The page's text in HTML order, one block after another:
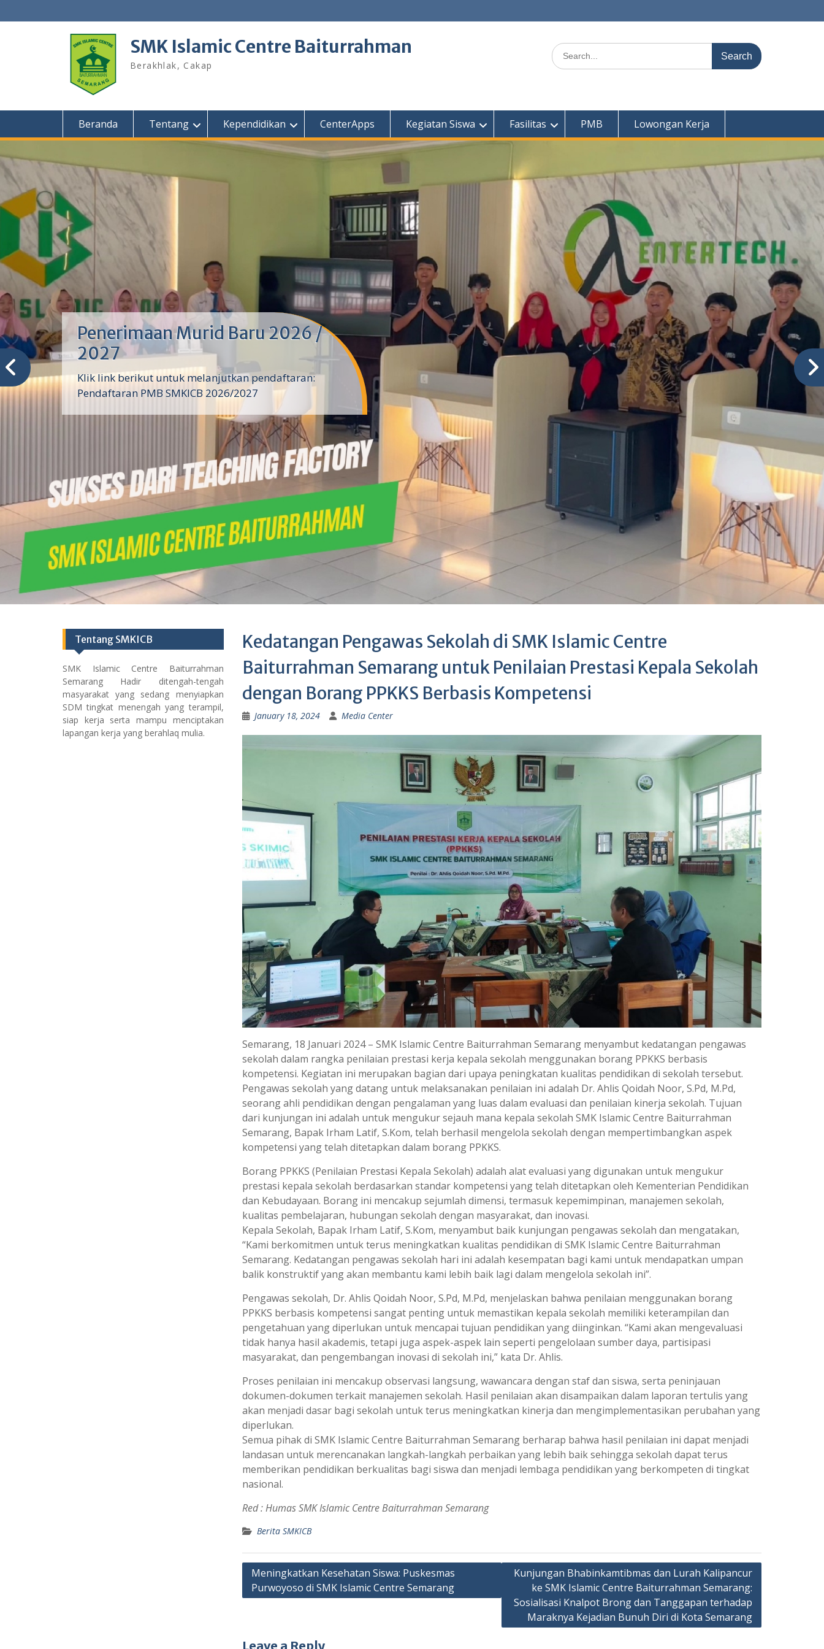
to
SMK Islamic Centre Baiturrahman
Berakhlak, Cakap
Search
for:
Beranda Tentang Kependidikan CenterApps Kegiatan Siswa Fasilitas PMB Lowongan Kerja
Penerimaan Murid Baru 2026 /
2027
Klik link berikut untuk melanjutkan pendaftaran:
Pendaftaran PMB SMKICB 2026/2027
Kedatangan Pengawas Sekolah di SMK Islamic Centre
Baiturrahman Semarang untuk Penilaian Prestasi Kepala Sekolah
dengan Borang PPKKS Berbasis Kompetensi
January 18, 2024 Media Center
Semarang, 18 Januari 2024 – SMK Islamic Centre Baiturrahman Semarang menyambut kedatangan pengawas
sekolah dalam rangka penilaian prestasi kerja kepala sekolah menggunakan borang PPKKS berbasis
kompetensi. Kegiatan ini merupakan bagian dari upaya peningkatan kualitas pendidikan di sekolah tersebut.
Pengawas sekolah yang datang untuk melaksanakan penilaian ini adalah Dr. Ahlis Qoidah Noor, S.Pd, M.Pd,
seorang ahli pendidikan dengan pengalaman yang luas dalam evaluasi dan penilaian kinerja sekolah. Tujuan
dari kunjungan ini adalah untuk mengukur sejauh mana kepala sekolah SMK Islamic Centre Baiturrahman
Semarang, Bapak Irham Latif, S.Kom, telah berhasil mengelola sekolah dengan mempertimbangkan aspek
kompetensi yang telah ditetapkan dalam borang PPKKS.
Borang PPKKS (Penilaian Prestasi Kepala Sekolah) adalah alat evaluasi yang digunakan untuk mengukur
prestasi kepala sekolah berdasarkan standar kompetensi yang telah ditetapkan oleh Kementerian Pendidikan
dan Kebudayaan. Borang ini mencakup sejumlah dimensi, termasuk kepemimpinan, manajemen sekolah,
kualitas pembelajaran, hubungan sekolah dengan masyarakat, dan inovasi.
Kepala Sekolah, Bapak Irham Latif, S.Kom, menyambut baik kunjungan pengawas sekolah dan mengatakan,
“Kami berkomitmen untuk terus meningkatkan kualitas pendidikan di SMK Islamic Centre Baiturrahman
Semarang. Kedatangan pengawas sekolah hari ini adalah kesempatan bagi kami untuk mendapatkan umpan
balik konstruktif yang akan membantu kami lebih baik lagi dalam mengelola sekolah ini”.
Pengawas sekolah, Dr. Ahlis Qoidah Noor, S.Pd, M.Pd, menjelaskan bahwa penilaian menggunakan borang
PPKKS berbasis kompetensi sangat penting untuk memastikan kepala sekolah memiliki keterampilan dan
pengetahuan yang diperlukan untuk mencapai tujuan pendidikan yang diinginkan. “Kami akan mengevaluasi
tidak hanya hasil akademis, tetapi juga aspek-aspek lain seperti pengelolaan sumber daya, partisipasi
masyarakat, dan pengembangan inovasi di sekolah ini,” kata Dr. Ahlis.
Proses penilaian ini mencakup observasi langsung, wawancara dengan staf dan siswa, serta peninjauan
dokumen-dokumen terkait manajemen sekolah. Hasil penilaian akan disampaikan dalam laporan tertulis yang
akan menjadi dasar bagi sekolah untuk terus meningkatkan kinerja dan mengimplementasikan perubahan yang
diperlukan.
Semua pihak di SMK Islamic Centre Baiturrahman Semarang berharap bahwa hasil penilaian ini dapat menjadi
landasan untuk merencanakan langkah-langkah perbaikan yang lebih baik sehingga sekolah dapat terus
memberikan pendidikan berkualitas bagi siswa dan menjadi lembaga pendidikan yang berkompeten di tingkat
nasional.
Red : Humas SMK Islamic Centre Baiturrahman Semarang
Berita SMKICB
Post
navigation
Meningkatkan Kesehatan Siswa: Puskesmas
Purwoyoso di SMK Islamic Centre Semarang
Kunjungan Bhabinkamtibmas dan Lurah Kalipancur
ke SMK Islamic Centre Baiturrahman Semarang:
Sosialisasi Knalpot Brong dan Tanggapan terhadap
Maraknya Kejadian Bunuh Diri di Kota Semarang
Leave a Reply
Tentang SMKICB
SMK Islamic Centre Baiturrahman
Semarang Hadir ditengah-tengah
masyarakat yang sedang menyiapkan
SDM tingkat menengah yang terampil,
siap kerja serta mampu menciptakan
lapangan kerja yang berahlaq mulia.